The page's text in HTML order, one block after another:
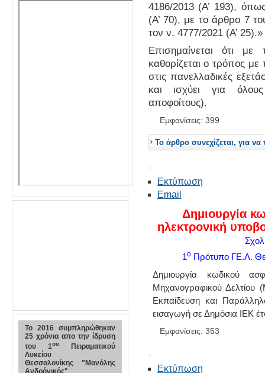
To 2016 συμπληρώθηκαν
25 χρόνια απο την ίδρυση
του 1ου
Πειραματικού
Λυκείου
Θεσσαλονίκης "Μανόλης
Ανδρόνικός"
4186/2013 (Α’ 193),
(Α’ 70), με το άρθρο 7
τον ν. 4777/2021 (Α’ 25).»
Επισημαίνεται ότι
καθορίζεται ο τρόπος
στις πανελλαδικές
και ισχύει για
αποφοίτους).
Εμφανίσεις: 399
Το άρθρο συνεχίζεται, για
Εκτύπωση
Email
Δημιουργία
ηλεκτρονική
1ο Πρότυπο ΓΕ.Λ.
Δημιουργία κωδικού
Μηχανογραφικού Δελτίου
Εκπαίδευση και
εισαγωγή σε Δημόσια ΙΕΚ
Εμφανίσεις: 353
Εκτύπωση